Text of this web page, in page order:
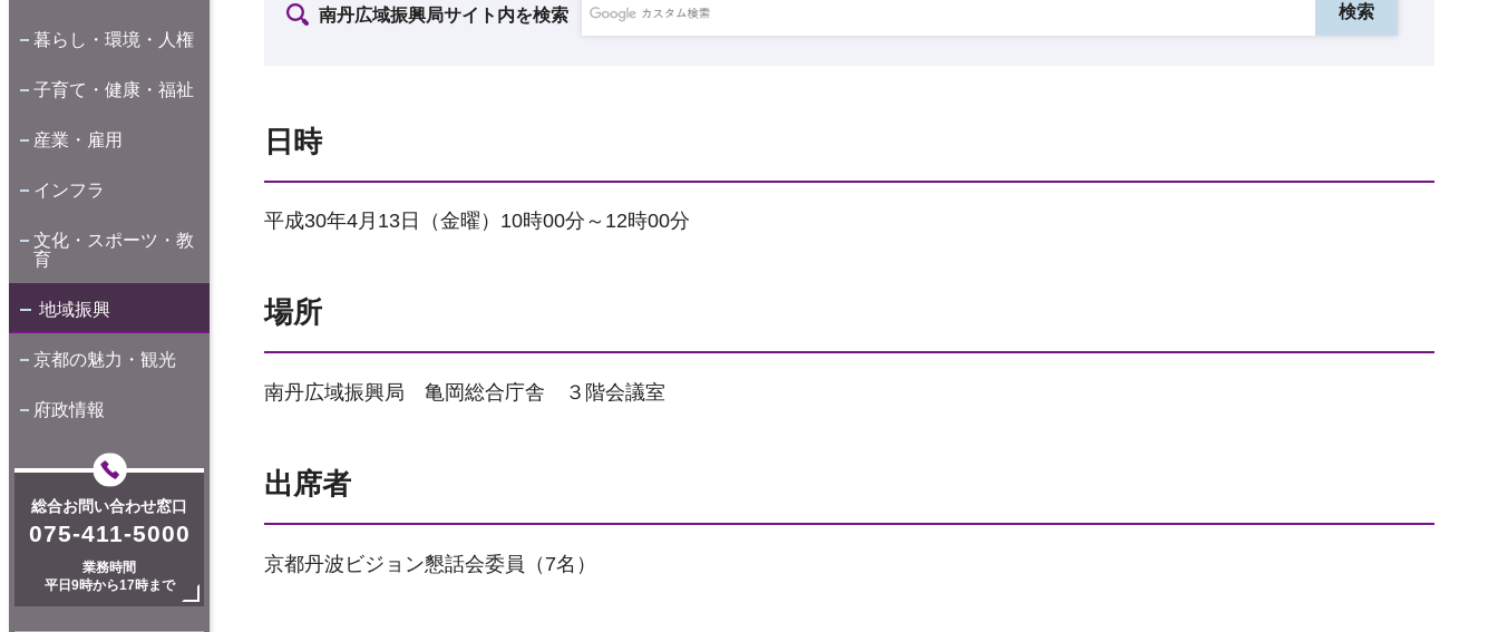
暮らし・環境・人権
子育て・健康・福祉
産業・雇用
インフラ
文化・スポーツ・教
育
地域振興
京都の魅力・観光
府政情報
総合お問い合わせ窓口
075-411-5000
業務時間
平日9時から17時まで
南丹広域振興局サイト内を検索
日時
平成30年4月13日（金曜）10時00分～12時00分
場所
南丹広域振興局 亀岡総合庁舎 ３階会議室
出席者
京都丹波ビジョン懇話会委員（7名）